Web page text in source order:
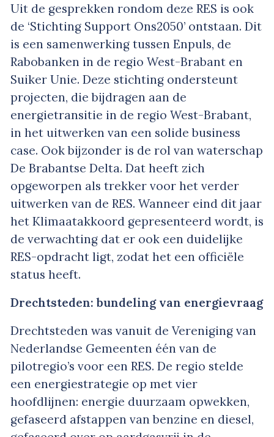
Uit de gesprekken rondom deze RES is ook
de ‘Stichting Support Ons2050’ ontstaan. Dit
is een samenwerking tussen Enpuls, de
Rabobanken in de regio West-Brabant en
Suiker Unie. Deze stichting ondersteunt
projecten, die bijdragen aan de
energietransitie in de regio West-Brabant,
in het uitwerken van een solide business
case. Ook bijzonder is de rol van waterschap
De Brabantse Delta. Dat heeft zich
opgeworpen als trekker voor het verder
uitwerken van de RES. Wanneer eind dit jaar
het Klimaatakkoord gepresenteerd wordt, is
de verwachting dat er ook een duidelijke
RES-opdracht ligt, zodat het een officiële
status heeft.
Drechtsteden: bundeling van energievraag
Drechtsteden was vanuit de Vereniging van
Nederlandse Gemeenten één van de
pilotregio’s voor een RES. De regio stelde
een energiestrategie op met vier
hoofdlijnen: energie duurzaam opwekken,
gefaseerd afstappen van benzine en diesel,